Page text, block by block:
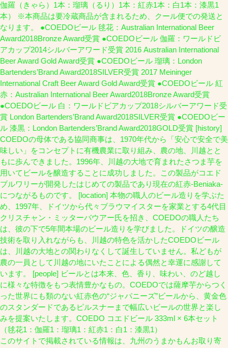
伽羅（きゃら）1本：瑠璃（るり）1本：紅赤1本：白1本：漆黒1
本） ※本商品は要冷蔵商品が含まれるため、クール便での発送と
なります。 ●COEDOビール 毬花：Australian International Beer
Award2018Bronze Award受賞 ●COEDOビール 伽羅：ワールドビ
アカップ2014シルバーアワード受賞 2016 Australian International
Beer Award Gold Award受賞 ●COEDOビール 瑠璃：London
Bartenders’Brand Award2018SILVER受賞 2017 Meininger
International Craft Beer Award Gold Award受賞 ●COEDOビール 紅
赤：Australian International Beer Award2018Bronze Award受賞
●COEDOビール 白：ワールドビアカップ2018シルバーアワード受
賞 London Bartenders’Brand Award2018SILVER受賞 ●COEDOビー
ル 漆黒：London Bartenders’Brand Award2018GOLD受賞 [history]
COEDOの母体である協同商事は、1970年代から「安心で安全で美
味しい」をコンセプトに有機農業に取り組み、農の地、川越とと
もに歩んできました。1996年、川越の大地で育まれたさつま芋を
用いてビールを醸造することに成功しました。この製品がコエド
ブルワリーが開発したはじめての製品であり現在の紅赤-Beniaka-
につながるものです。 [location] 本物の職人のビール造りを学ぶた
め、1997年、ドイツから代々ブラウマイスターを家業とする4代目
クリスチャン・ミッターバウアー氏を招き、COEDOの職人たち
は、彼の下で5年間本場のビール造りを学びました。ドイツの醸造
技術を取り入れながらも、川越の特色を活かしたCOEDOビール
は、川越の大地との関わりなくして誕生していません。私どもが
農の一員として川越の地にいたことによる偶然と幸運に感謝して
います。 [people] ビールとは本来、色、香り、味わい、のど越し
に様々な特徴をもつ表情豊かなもの。COEDOでは薩摩芋からつく
った世界にも類のない紅赤色の“ジャパニーズ”ビールから、黄金色
のスタンダードであるピルスナーまで幅広いビールの世界と楽し
みを提案いたします。COEDO コエドビール 333ml × 6本セット
（毬花1：伽羅1：瑠璃1：紅赤1：白1：漆黒1）
このサイトで掲載されている情報は、九州のうまかもんお取り寄